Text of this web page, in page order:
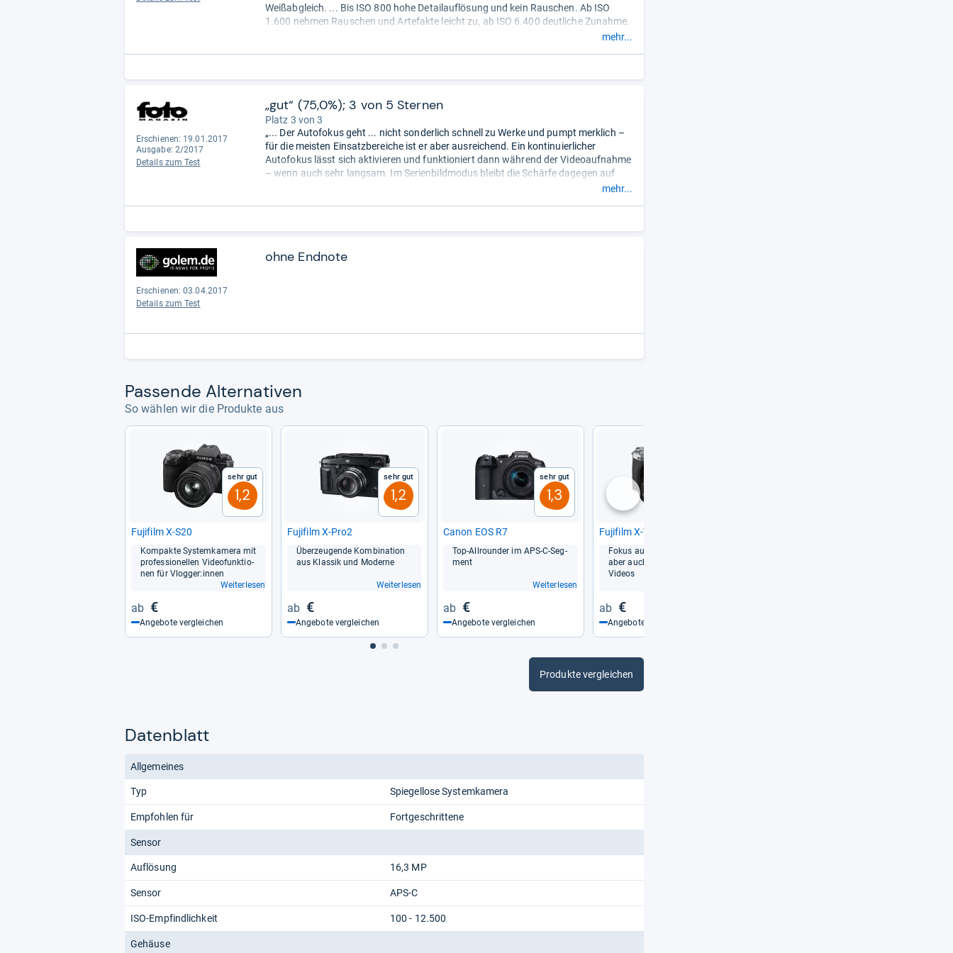
Weißabgleich. ... Bis ISO 800 hohe Detailauflösung und kein Rauschen. Ab ISO
1.600 nehmen Rauschen und Artefakte leicht zu, ab ISO 6.400 deutliche Zunahme.
... Der Kontrast-Autofokus pumpt einmal kurz, bevor er sich für die richtige Schärfe
mehr...
Erschienen: 19.01.2017
Ausgabe: 2/2017
Details zum Test
„gut“ (75,0%); 3 von 5 Sternen
Platz 3 von 3
„... Der Autofokus geht ... nicht sonderlich schnell zu Werke und pumpt merklich –
für die meisten Einsatzbereiche ist er aber ausreichend. Ein kontinuierlicher
Autofokus lässt sich aktivieren und funktioniert dann während der Videoaufnahme
– wenn auch sehr langsam. Im Serienbildmodus bleibt die Schärfe dagegen auf
dem ersten Bild und wird nicht nachgeführt. ... Leicas TL liegt abgeschlagen aufmehr...
Erschienen: 03.04.2017
Details zum Test
ohne Endnote
Pas­sende Alter­na­ti­ven
So wählen wir die Produkte aus
Sehr gut
1,2
Fuji­film X-​S20
Kom­pakte Sys­tem­ka­mera mit
pro­fes­sio­nel­len Video­funk­tio­
nen für Vlog­ger:innen
Weiterlesen
€
Angebote vergleichen
Sehr gut
1,2
Fuji­film X-​Pro2
Über­zeu­gende Kom­bi­na­tion
aus Klas­sik und Moderne
Weiterlesen
€
Angebote vergleichen
Sehr gut
1,3
Canon EOS R7
Top-​All­roun­der im APS-​C-​Seg­
ment
Weiterlesen
€
Angebote vergleichen
Fuji­film X-​T5
Fokus auf Foto-​Funk­tio­nen,
aber auch stark in Sachen
Videos
€
Angebote vergleichen
nächste
Produkte vergleichen
Datenblatt
Allgemeines
Typ Spiegellose Systemkamera
Empfohlen für Fortgeschrittene
Sensor
Auflösung 16,3 MP
Sensor APS-C
ISO-Empfindlichkeit 100 - 12.500
Gehäuse